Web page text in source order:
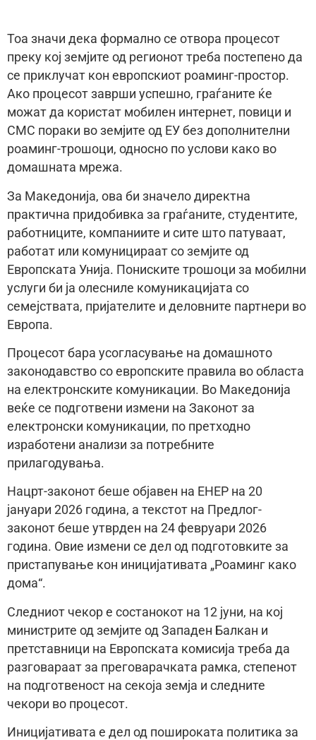
Тоа значи дека формално се отвора процесот
преку кој земјите од регионот треба постепено да
се приклучат кон европскиот роаминг-простор.
Ако процесот заврши успешно, граѓаните ќе
можат да користат мобилен интернет, повици и
СМС пораки во земјите од ЕУ без дополнителни
роаминг-трошоци, односно по услови како во
домашната мрежа.
За Македонија, ова би значело директна
практична придобивка за граѓаните, студентите,
работниците, компаниите и сите што патуваат,
работат или комуницираат со земјите од
Европската Унија. Пониските трошоци за мобилни
услуги би ја олесниле комуникацијата со
семејствата, пријателите и деловните партнери во
Европа.
Процесот бара усогласување на домашното
законодавство со европските правила во областа
на електронските комуникации. Во Македонија
веќе се подготвени измени на Законот за
електронски комуникации, по претходно
изработени анализи за потребните
прилагодувања.
Нацрт-законот беше објавен на ЕНЕР на 20
јануари 2026 година, а текстот на Предлог-
законот беше утврден на 24 февруари 2026
година. Овие измени се дел од подготовките за
пристапување кон иницијативата „Роаминг како
дома“.
Следниот чекор е состанокот на 12 јуни, на кој
министрите од земјите од Западен Балкан и
претставници на Европската комисија треба да
разговараат за преговарачката рамка, степенот
на подготвеност на секоја земја и следните
чекори во процесот.
Иницијативата е дел од пошироката политика за